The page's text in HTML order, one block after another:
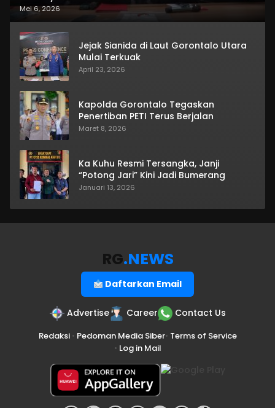
Mei 6, 2026
Jejak Sianida di Laut Gorontalo Utara
Mulai Terkuak
April 23, 2026
Kapolda Gorontalo Tegaskan
Penertiban PETI Terus Berjalan
Maret 8, 2026
Ka Kuhu Resmi Tersangka, Janji
“Potong Jari” Kini Jadi Bumerang
Januari 13, 2026
RG.NEWS
Daftarkan Email
Advertise Career Contact Us
Redaksi• Pedoman Media Siber• Terms of Service
• Log in Mail